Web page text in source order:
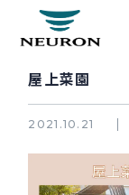
管路防災研究所
屋上菜園
2021.10.21